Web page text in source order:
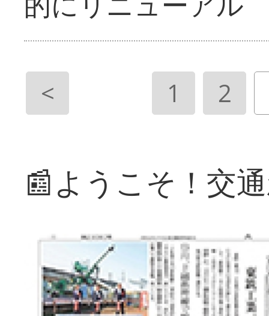
< 1 2
📰ようこそ！交